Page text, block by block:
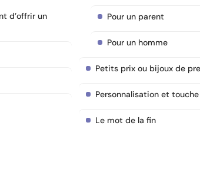
d’offrir un
Pour un parent
Pour un homme
Petits prix ou bijoux de
Personnalisation et
Le mot de la fin